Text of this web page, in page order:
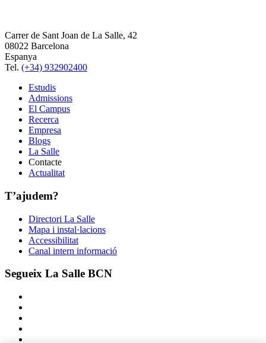
Carrer de Sant Joan de La Salle, 42
08022 Barcelona
Espanya
Tel. (+34) 932902400
Estudis
Admissions
El Campus
Recerca
Empresa
Blogs
La Salle
Contacte
Actualitat
T’ajudem?
Directori La Salle
Mapa i instal·lacions
Accessibilitat
Canal intern informació
Segueix La Salle BCN